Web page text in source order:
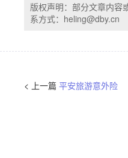
版权声明：部分文章内容
系方式：heling@dby.cn
< 上一篇 平安旅游意外险